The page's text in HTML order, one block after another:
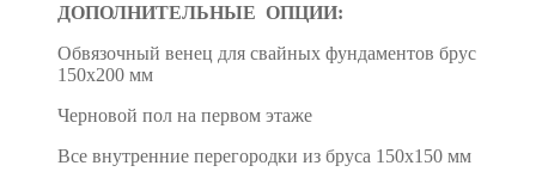
ДОПОЛНИТЕЛЬНЫЕ ОПЦИИ:
Обвязочный венец для свайных фундаментов брус
150х200 мм
Черновой пол на первом этаже
Все внутренние перегородки из бруса 150х150 мм